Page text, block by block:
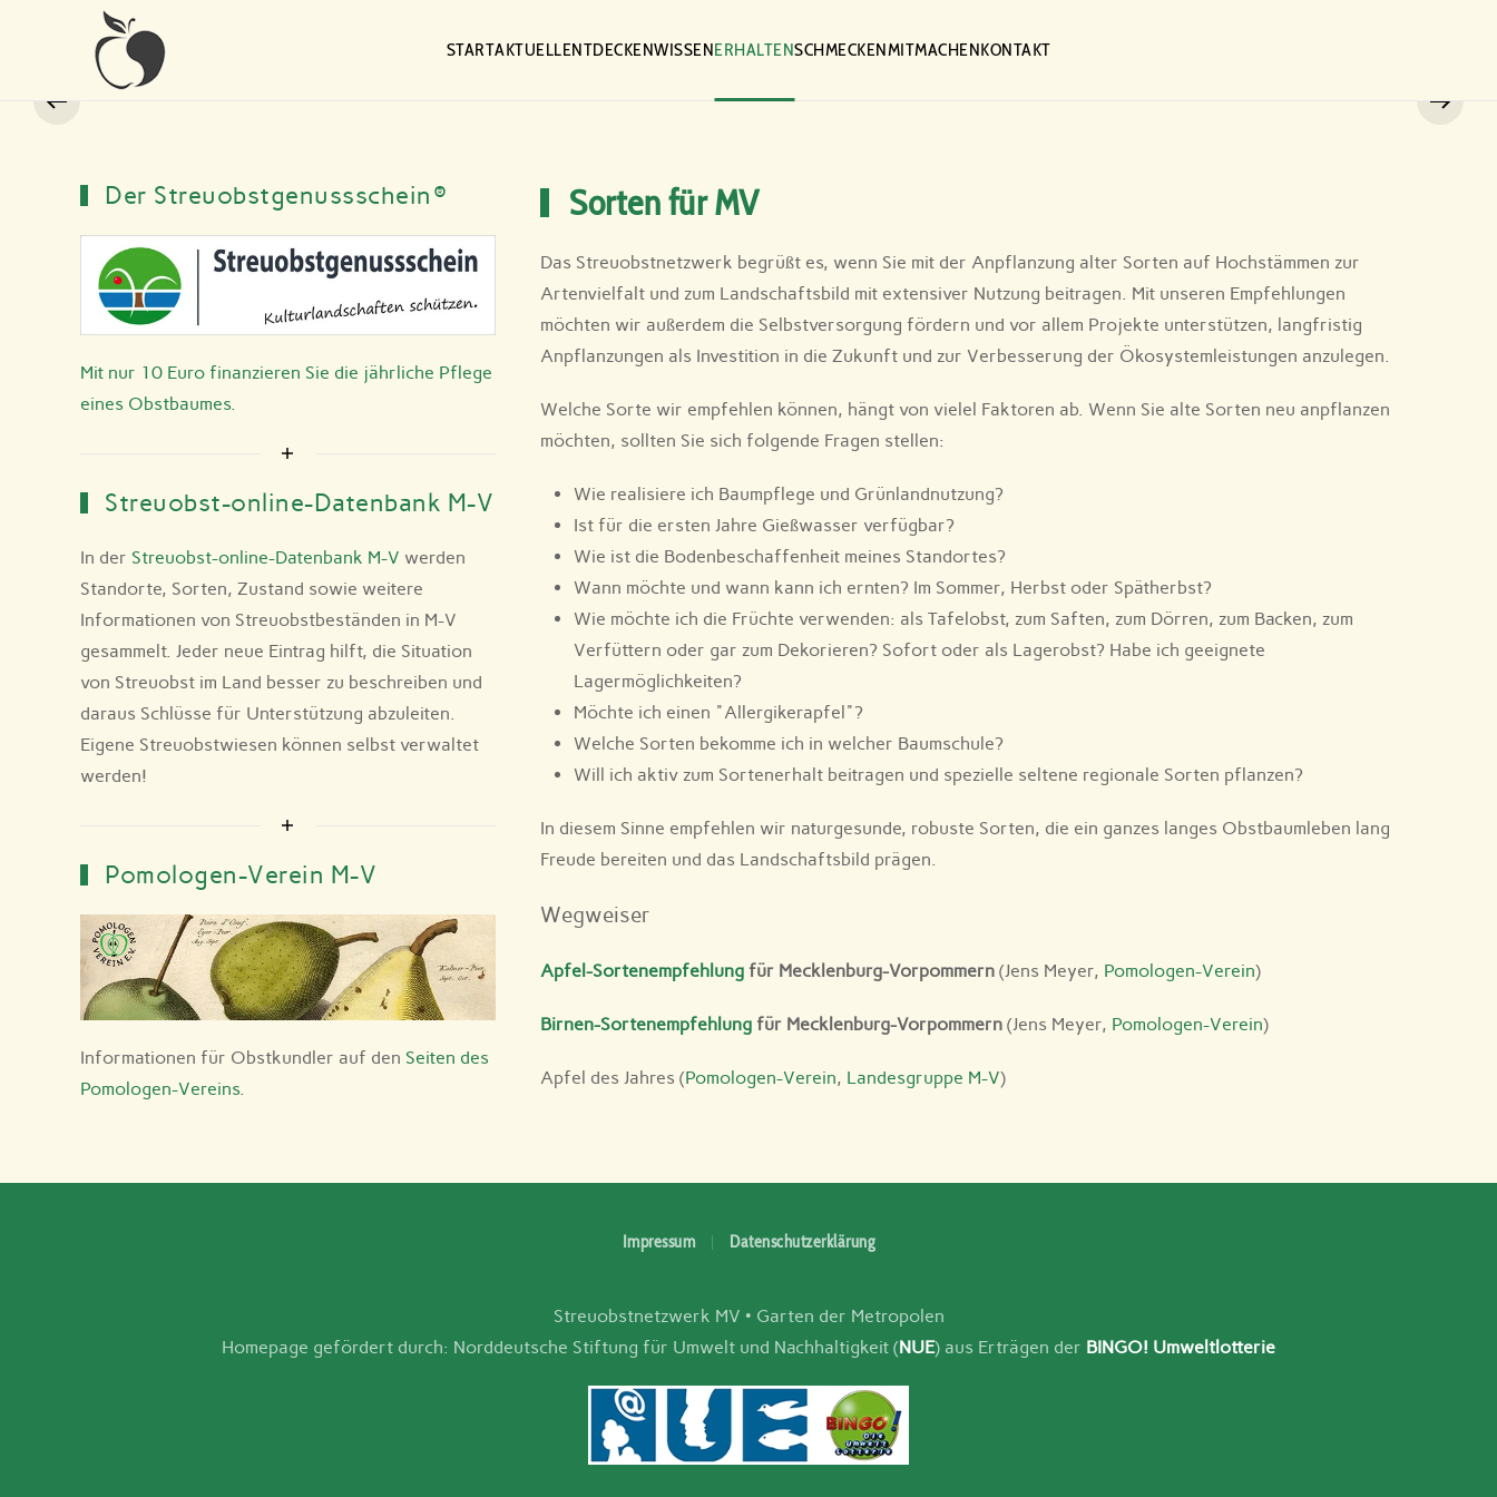
Zum Hauptinhalt springen
STARTAKTUELLENTDECKENWISSENERHALTENSCHMECKENMITMACHENKONTAKT
Der Streuobstgenussschein®
Mit nur 10 Euro finanzieren Sie die jährliche Pflege
eines Obstbaumes.
Streuobst-online-Datenbank M-V
In der Streuobst-online-Datenbank M-V werden
Standorte, Sorten, Zustand sowie weitere
Informationen von Streuobstbeständen in M-V
gesammelt. Jeder neue Eintrag hilft, die Situation
von Streuobst im Land besser zu beschreiben und
daraus Schlüsse für Unterstützung abzuleiten.
Eigene Streuobstwiesen können selbst verwaltet
werden!
Pomologen-Verein M-V
Informationen für Obstkundler auf den Seiten des
Pomologen-Vereins.
Sorten für MV
Das Streuobstnetzwerk begrüßt es, wenn Sie mit der Anpflanzung alter Sorten auf Hochstämmen zur
Artenvielfalt und zum Landschaftsbild mit extensiver Nutzung beitragen. Mit unseren Empfehlungen
möchten wir außerdem die Selbstversorgung fördern und vor allem Projekte unterstützen, langfristig
Anpflanzungen als Investition in die Zukunft und zur Verbesserung der Ökosystemleistungen anzulegen.
Welche Sorte wir empfehlen können, hängt von vielel Faktoren ab. Wenn Sie alte Sorten neu anpflanzen
möchten, sollten Sie sich folgende Fragen stellen:
Wie realisiere ich Baumpflege und Grünlandnutzung?
Ist für die ersten Jahre Gießwasser verfügbar?
Wie ist die Bodenbeschaffenheit meines Standortes?
Wann möchte und wann kann ich ernten? Im Sommer, Herbst oder Spätherbst?
Wie möchte ich die Früchte verwenden: als Tafelobst, zum Saften, zum Dörren, zum Backen, zum
Verfüttern oder gar zum Dekorieren? Sofort oder als Lagerobst? Habe ich geeignete
Lagermöglichkeiten?
Möchte ich einen "Allergikerapfel"?
Welche Sorten bekomme ich in welcher Baumschule?
Will ich aktiv zum Sortenerhalt beitragen und spezielle seltene regionale Sorten pflanzen?
In diesem Sinne empfehlen wir naturgesunde, robuste Sorten, die ein ganzes langes Obstbaumleben lang
Freude bereiten und das Landschaftsbild prägen.
Wegweiser
Apfel-Sortenempfehlung für Mecklenburg-Vorpommern (Jens Meyer, Pomologen-Verein)
Birnen-Sortenempfehlung für Mecklenburg-Vorpommern (Jens Meyer, Pomologen-Verein)
Apfel des Jahres (Pomologen-Verein, Landesgruppe M-V)
Impressum Datenschutzerklärung
Streuobstnetzwerk MV • Garten der Metropolen
Homepage gefördert durch: Norddeutsche Stiftung für Umwelt und Nachhaltigkeit (NUE) aus Erträgen der BINGO! Umweltlotterie